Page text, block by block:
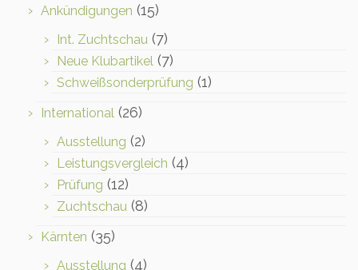
Ankündigungen (15)
Int. Zuchtschau (7)
Neue Klubartikel (7)
Schweißsonderprüfung (1)
International (26)
Ausstellung (2)
Leistungsvergleich (4)
Prüfung (12)
Zuchtschau (8)
Kärnten (35)
Ausstellung (4)